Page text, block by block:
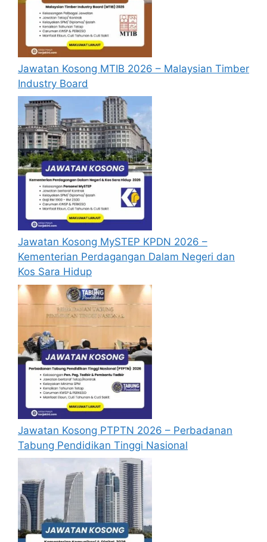
Calon dikehendaki memuat naik resume
yang lengkap (kelayakan akademik,
pengalaman kerja, gaji semasa dan gaji
yang dipohon, gambar berukuran
passport serta salinan sijil-sijil berkaitan)
semasa membuat permohonan.
Pemohon yang telah mendaftar dan
memohon jawatan yang disenaraikan
tidak perlu lagi memohon semula
sekiranya tempoh permohonan masih
sah.
Sebelum membuat permohonan sila
pastikan anda
login/register
mengisi segala maklumat yang diminta
dengan lengkap dan tepat.
Perlu diingatkan, hanya pemohon yang
layak sahaja akan dipanggil ke
temuduga. Sila lengkapkan dan
kemaskini maklumat anda yang telah
didaftarkan. Permohonan yang tidak
menerima sebarang jawapan selepas
bulandari tarikh iklan ditutup hendaklah
menganggap permohonan mereka tidak
berjaya.
Mohon Online
Jawatan Kosong MTIB 2026 – Malaysian Timber
Industry Board
Jawatan Kosong MySTEP KPDN 2026 –
Kementerian Perdagangan Dalam Negeri dan
Kos Sara Hidup
Jawatan Kosong PTPTN 2026 – Perbadanan
Tabung Pendidikan Tinggi Nasional